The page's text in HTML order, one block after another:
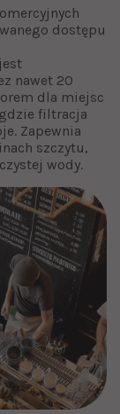
dostępu
nawet 20
dla miejsc
filtracja
Zapewnia
szczytu,
wody.